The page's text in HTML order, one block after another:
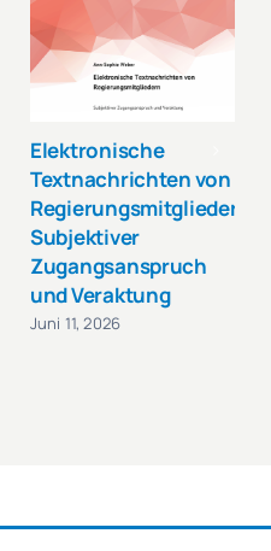
Elektronische
Textnachrichten von
Regierungsmitgliedern:
Subjektiver
Zugangsanspruch
und Veraktung
Juni 11, 2026